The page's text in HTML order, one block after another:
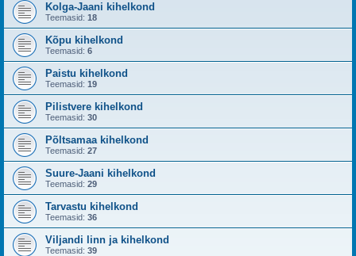
Kolga-Jaani kihelkond
Teemasid: 18
Kõpu kihelkond
Teemasid: 6
Paistu kihelkond
Teemasid: 19
Pilistvere kihelkond
Teemasid: 30
Põltsamaa kihelkond
Teemasid: 27
Suure-Jaani kihelkond
Teemasid: 29
Tarvastu kihelkond
Teemasid: 36
Viljandi linn ja kihelkond
Teemasid: 39